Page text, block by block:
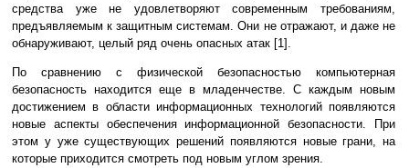
средства уже не удовлетворяют современным требованиям,
предъявляемым к защитным системам. Они не отражают, и даже не
обнаруживают, целый ряд очень опасных атак [1].
По сравнению с физической безопасностью компьютерная
безопасность находится еще в младенчестве. С каждым новым
достижением в области информационных технологий появляются
новые аспекты обеспечения информационной безопасности. При
этом у уже существующих решений появляются новые грани, на
которые приходится смотреть под новым углом зрения.